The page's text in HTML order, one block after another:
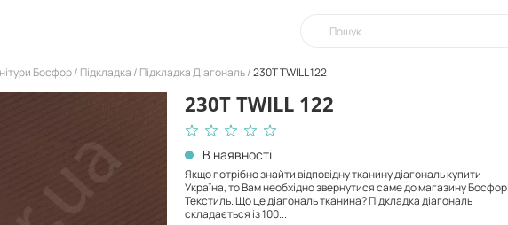
Босфор Підкладка Підкладка Діагональ 230T TWILL 122
230T TWILL 122
В наявності
Якщо потрібно знайти відповідну тканину діагональ купити
Україна, то Вам необхідно звернутися саме до магазину Босфор
Текстиль. Що це діагональ тканина? Підкладка діагональ
складається із 100...